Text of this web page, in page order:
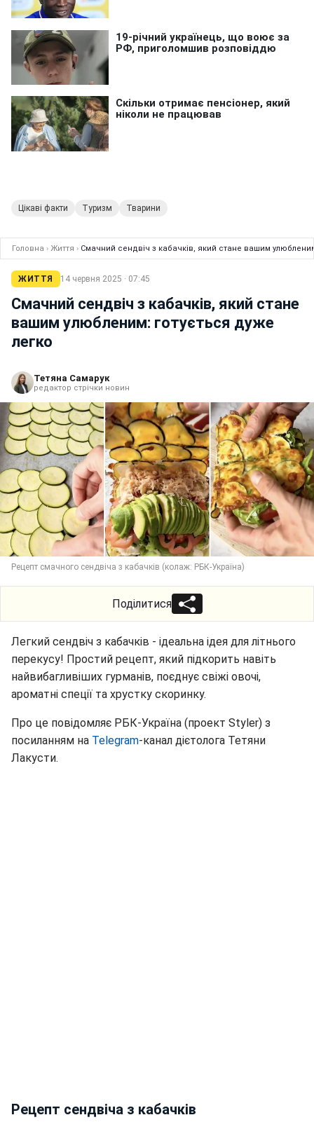
Цікаві факти Туризм Тварини
Головна › Життя › Смачний сендвіч з кабачків, який стане вашим
ЖИТТЯ 14 червня 2025 · 07:45
Смачний сендвіч з кабачків, який стане
вашим улюбленим: готується дуже
легко
Тетяна Самарук
редактор стрічки новин
Рецепт смачного сендвіча з кабачків (колаж: РБК-Україна)
Поділитися
Легкий сендвіч з кабачків - ідеальна ідея для літнього
перекусу! Простий рецепт, який підкорить навіть
найвибагливіших гурманів, поєднує свіжі овочі,
ароматні спеції та хрустку скоринку.
Про це повідомляє РБК-Україна (проект Styler) з
посиланням на Telegram-канал дієтолога Тетяни
Лакусти.
Рецепт сендвіча з кабачків